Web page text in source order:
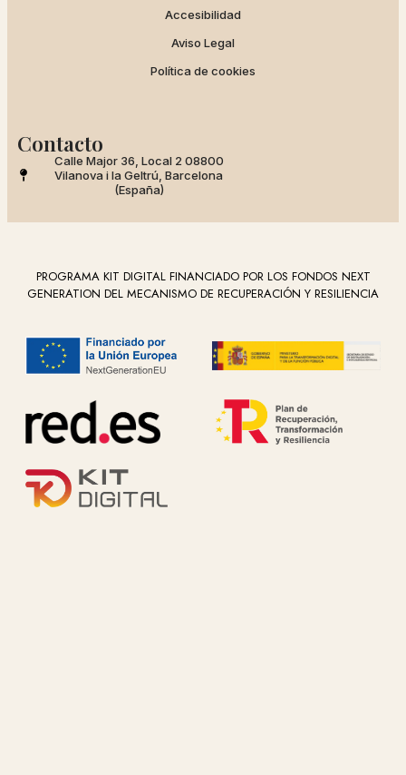
Accesibilidad
Aviso Legal
Política de cookies
Contacto
Calle Major 36, Local 2 08800
Vilanova i la Geltrú, Barcelona
(España)
PROGRAMA KIT DIGITAL FINANCIADO POR LOS FONDOS NEXT
GENERATION DEL MECANISMO DE RECUPERACIÓN Y RESILIENCIA